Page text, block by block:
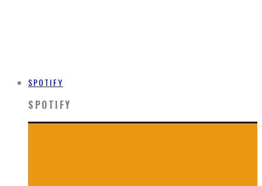
SPOTIFY
SPOTIFY